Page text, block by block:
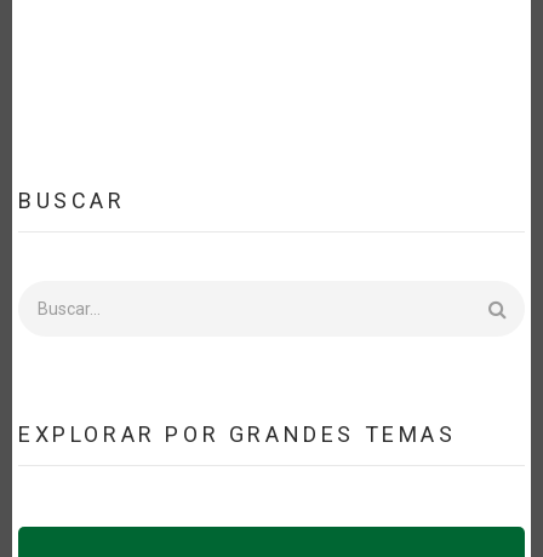
BUSCAR
EXPLORAR POR GRANDES TEMAS